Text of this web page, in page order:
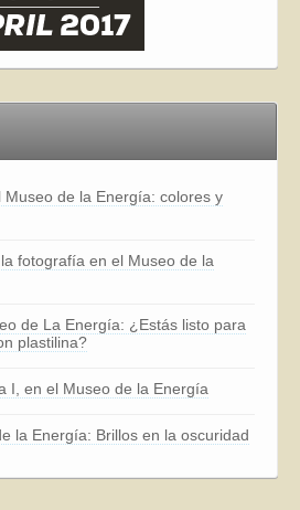
Museo de la Energía: colores y
fotografía en el Museo de la
de La Energía: ¿Estás listo para
plastilina?
I, en el Museo de la Energía
la Energía: Brillos en la oscuridad